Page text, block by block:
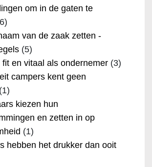
om in de gaten te
van de zaak zetten -
(5)
fit en vitaal als ondernemer (3)
campers kent geen
(1)
kiezen hun
en zetten in op
(1)
hebben het drukker dan ooit